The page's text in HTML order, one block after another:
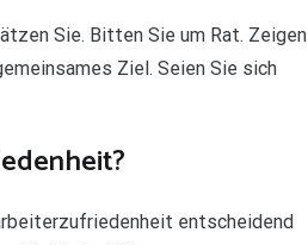
Sie. Bitten Sie um Rat. Zeigen
Ziel. Seien Sie sich
entscheidend